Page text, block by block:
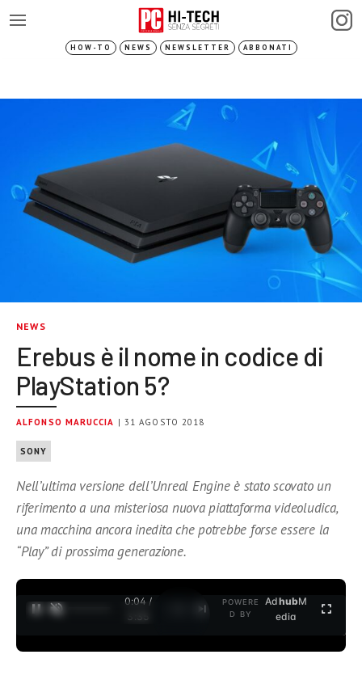
HOW-TO NEWS NEWSLETTER ABBONATI
NEWS
Erebus è il nome in codice di
PlayStation 5?
ALFONSO MARUCCIA | 31 AGOSTO 2018
SONY
Nell’ultima versione dell’Unreal Engine è stato scovato un
riferimento a una misteriosa nuova piattaforma videoludica,
una macchina ancora inedita che potrebbe forse essere la
“Play” di prossima generazione.
0:04 /
3:35
POWERE
D BY
AdhubM
edia